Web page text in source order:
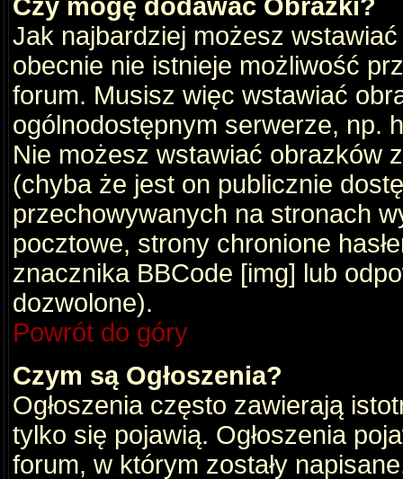
Czy mogę dodawać Obrazki?
Jak najbardziej możesz
obecnie nie istnieje możliwość
forum. Musisz więc wstawiać
ogólnodostępnym serwerze, np.
Nie możesz wstawiać obrazków
(chyba że jest on publicznie
przechowywanych na stronach
pocztowe, strony chronione
znacznika BBCode [img] lub
dozwolone).
Powrót do góry
Czym są Ogłoszenia?
Ogłoszenia często zawierają
tylko się pojawią. Ogłoszenia
forum, w którym zostały